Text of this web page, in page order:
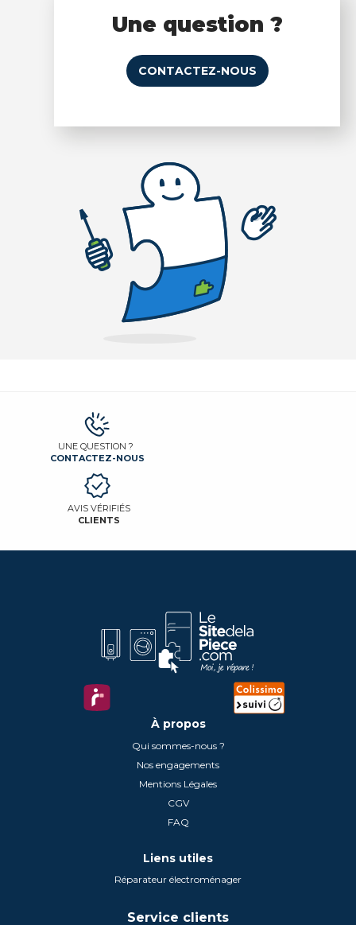
Une question ?
CONTACTEZ-NOUS
UNE QUESTION ?
CONTACTEZ-NOUS
AVIS VÉRIFIÉS
CLIENTS
À propos
Qui sommes-nous ?
Nos engagements
Mentions Légales
CGV
FAQ
Liens utiles
Réparateur électroménager
Service clients